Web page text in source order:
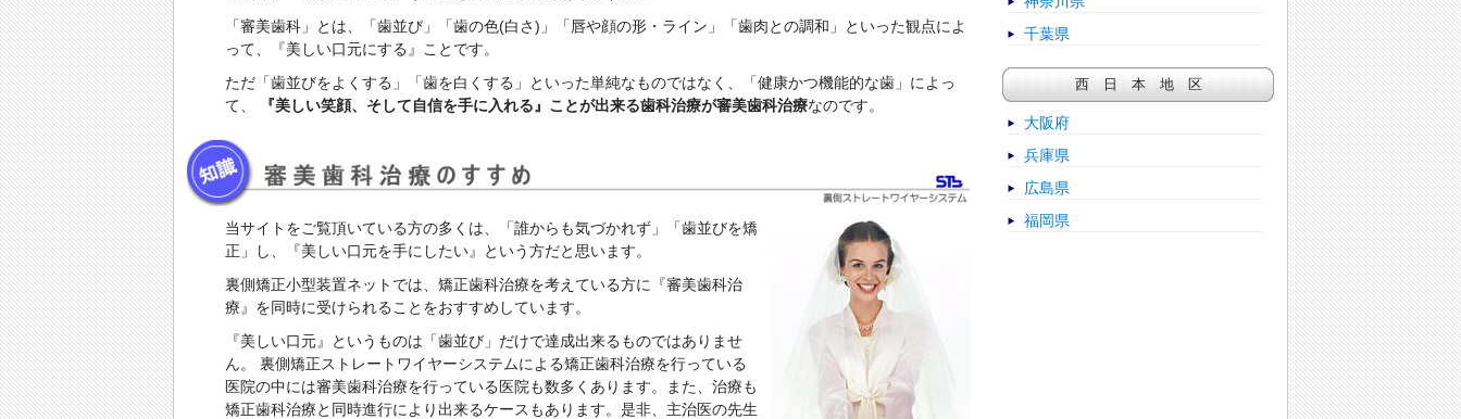
「審美歯科」とは、「歯並び」「歯の色(白さ)」「唇や顔の形・ライン」「歯肉との調和」といった観点によ
って、『美しい口元にする』ことです。
ただ「歯並びをよくする」「歯を白くする」といった単純なものではなく、「健康かつ機能的な歯」によっ
て、
『美しい笑顔、そして自信を手に入れる』ことが出来る歯科治療が審美歯科治療なのです。
当サイトをご覧頂いている方の多くは、「誰からも気づかれず」「歯並びを矯
正」し、『美しい口元を手にしたい』という方だと思います。
裏側矯正小型装置ネットでは、矯正歯科治療を考えている方に『審美歯科治
療』を同時に受けられることをおすすめしています。
『美しい口元』というものは「歯並び」だけで達成出来るものではありませ
ん。 裏側矯正ストレートワイヤーシステムによる矯正歯科治療を行っている
医院の中には審美歯科治療を行っている医院も数多くあります。また、治療も
矯正歯科治療と同時進行により出来るケースもあります。是非、主治医の先生
千葉県
西 日 本 地 区
大阪府
兵庫県
広島県
福岡県